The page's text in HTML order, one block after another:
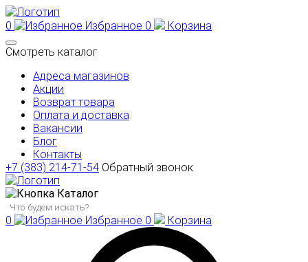
0 Избранное 0
Корзина
Смотреть каталог
Адреса магазинов
Акции
Возврат товара
Оплата и доставка
Вакансии
Блог
Контакты
+7 (383) 214-71-54 Обратный звонок
Каталог
0 Избранное 0 Корзина